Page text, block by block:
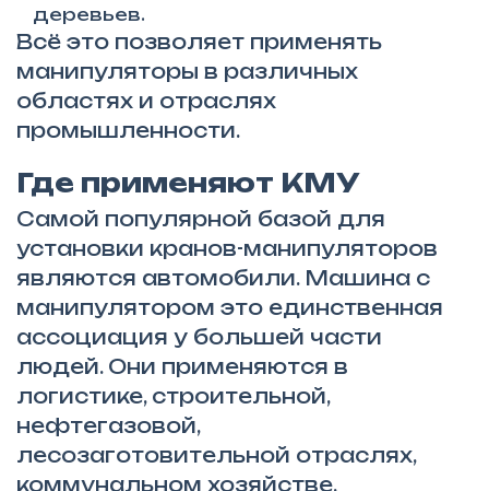
деревьев.
Всё это позволяет применять
манипуляторы в различных
областях и отраслях
промышленности.
Где применяют КМУ
Самой популярной базой для
установки кранов-манипуляторов
являются автомобили. Машина с
манипулятором это единственная
ассоциация у большей части
людей. Они применяются в
логистике, строительной,
нефтегазовой,
лесозаготовительной отраслях,
коммунальном хозяйстве,